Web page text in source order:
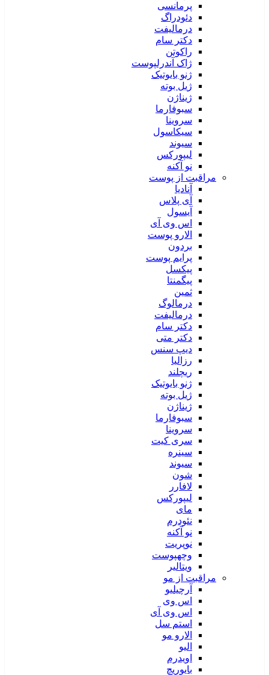
پرمانسی
دئودراگ
درمالیفت
دکتر سام
راکوتن
ژاک آندرلپوست
ژنو بایوتیک
ژیل بوته
ژیناژن
سبوفارما
سروینا
سیکاسول
سیوند
لیپورکس
نو آکنه
مراقبت از پوست
آنادیا
آی پلاس
آیسول
اس وی آی
الارو پوست
بردون
پرایم پوست
پیکسل
پیگمنتا
ثمین
درمالوگ
درمالیفت
دکتر سام
دکتر متی
دیپ سنس
رزالیا
ریچلند
ژنو بایوتیک
ژیل بوته
ژیناژن
سبوفارما
سروینا
سری کیت
سینره
سیوند
شون
لافارر
لیپورکس
مای
نئودرم
نو آکنه
نوپریت
وچهپوست
ویتالیر
مراقبت از مو
آرچیلیو
اس وی
اس وی آی
استم سل
الارو مو
الیو
اویدرم
بایوریچ